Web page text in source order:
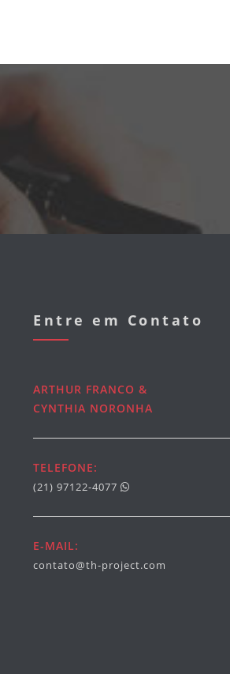
Entre em Contato
ARTHUR FRANCO &
CYNTHIA NORONHA
TELEFONE:
(21) 97122-4077
E-MAIL:
contato@th-project.com